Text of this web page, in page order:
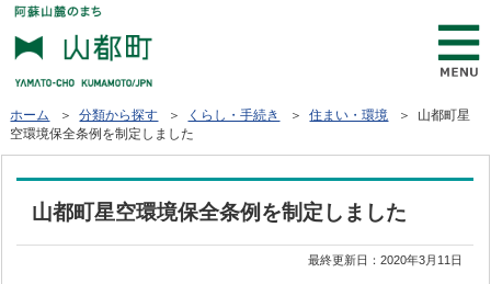
ホーム ＞分類から探す ＞ くらし・手続き ＞住まい・環境
＞ 山都町星
空環境保全条例を制定しました
山都町星空環境保全条例を制定しました
最終更新日：2020年3月11日